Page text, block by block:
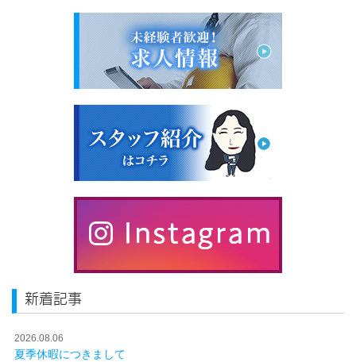
新着記事
2026.08.06
夏季休暇につきまして